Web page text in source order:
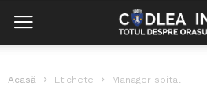
Acasă Etichete Manager spital